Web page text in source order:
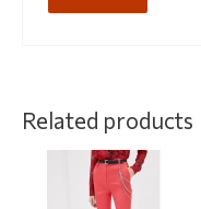
Related products